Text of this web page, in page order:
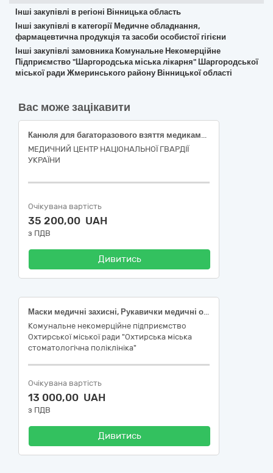
Інші закупівлі в регіоні Вінницька область
Інші закупівлі в категорії Медичне обладнання,
фармацевтична продукція та засоби особистої гігієни
Інші закупівлі замовника Комунальне Некомерційне
Підприємство "Шаргородська міська лікарня" Шаргородської
міської ради Жмеринського району Вінницької області
Вас може зацікавити
Канюля для багаторазового взяття медикаментів з антибактеріальним фільтром для фільтрації повітря та фільтром тонкої очистки розчину (червона)
МЕДИЧНИЙ ЦЕНТР НАЦІОНАЛЬНОЇ ГВАРДІЇ
УКРАЇНИ
Очікувана вартість
35 200,00 UAH
з ПДВ
Дивитись
Маски медичні захисні, Рукавички медичні оглядові, Рукавички медичні оглядові, Рукавички медичні оглядові, Рукавички медичні оглядові
Комунальне некомерційне підприємство
Охтирської міської ради "Охтирська міська
стоматологічна поліклініка"
Очікувана вартість
13 000,00 UAH
з ПДВ
Дивитись